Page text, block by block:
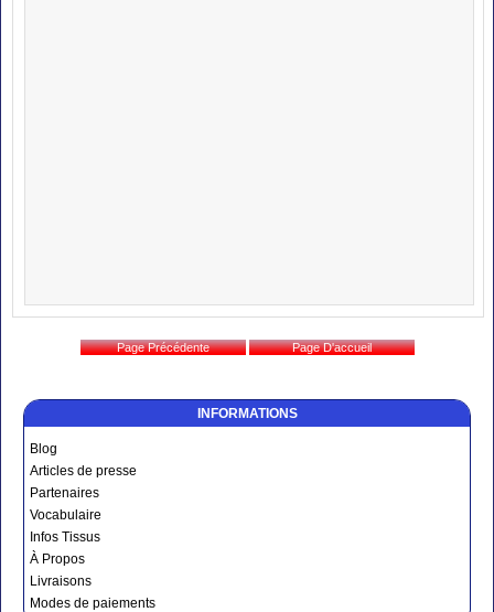
INFORMATIONS
Blog
Articles de presse
Partenaires
Vocabulaire
Infos Tissus
À Propos
Livraisons
Modes de paiements